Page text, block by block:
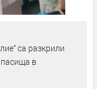
са разкрили
в